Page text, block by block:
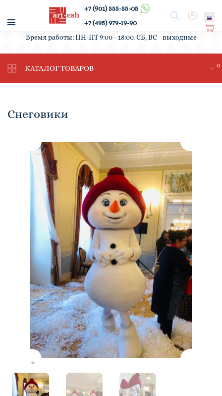
Поиск
+7 (901) 555-55-05
+7 (495) 979-19-90
Ко
ин
а
0
Вход
/
Время работы: ПН-ПТ 9:00 - 18:00. СБ, ВС - выходные
КАТАЛОГ ТОВАРОВ
Снеговики